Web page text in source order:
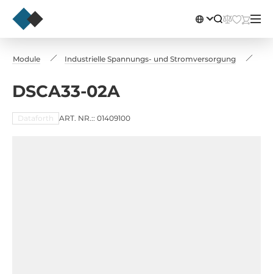
Module Industrielle Spannungs- und Stromversorgung
DSCA33-02A
Dataforth ART. NR.:: 01409100